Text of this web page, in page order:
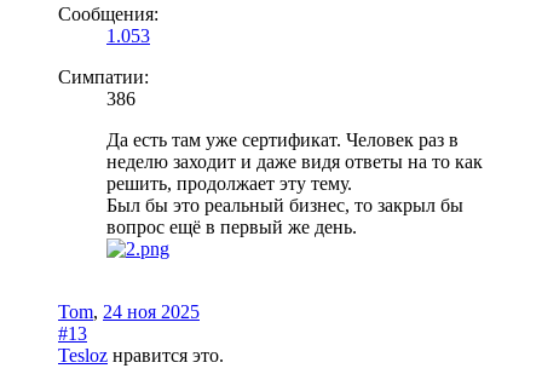
Сообщения:
1.053
Симпатии:
386
Да есть там уже сертификат. Человек раз в
неделю заходит и даже видя ответы на то как
решить, продолжает эту тему.
Был бы это реальный бизнес, то закрыл бы
вопрос ещё в первый же день.
Tom, 24 ноя 2025
#13
Tesloz нравится это.